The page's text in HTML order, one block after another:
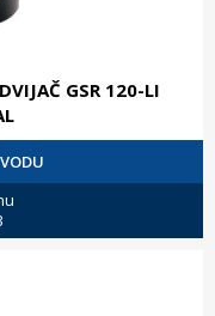
GSR 120-LI